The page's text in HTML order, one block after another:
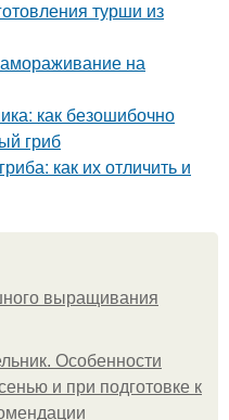
турши из
на
как безошибочно
гриб
как их отличить и
выращивания
Особенности
и при подготовке к